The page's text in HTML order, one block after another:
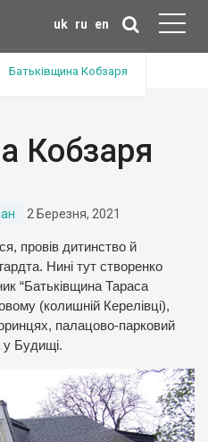
uk ru en
Батьківщина Кобзаря
Кобзаря
2 Березня, 2021
провів дитинство й
Нині тут створенко
“Батьківщина Тараса
(колишній Керелівці),
палацово-парковий
у Будищі.